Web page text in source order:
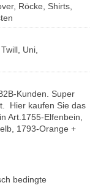
Röcke, Shirts,
Uni,
Kunden. Super
Hier kaufen Sie das
Art.1755-Elfenbein,
1793-Orange +
bedingte